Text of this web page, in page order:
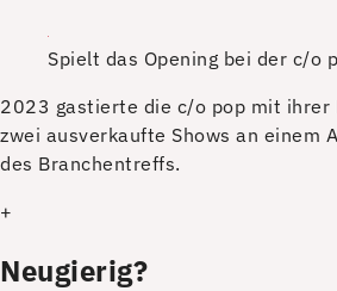
Spielt das Opening bei der c/o
2023 gastierte die c/o pop mit ihrer
zwei ausverkaufte Shows an einem
des Branchentreffs.
+
Neugierig?